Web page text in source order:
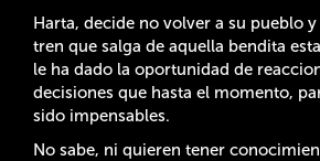
Harta, decide no volver a su pueblo
tren que salga de aquella bendita
le ha dado la oportunidad de
decisiones que hasta el momento,
sido impensables.
No sabe, ni quieren tener